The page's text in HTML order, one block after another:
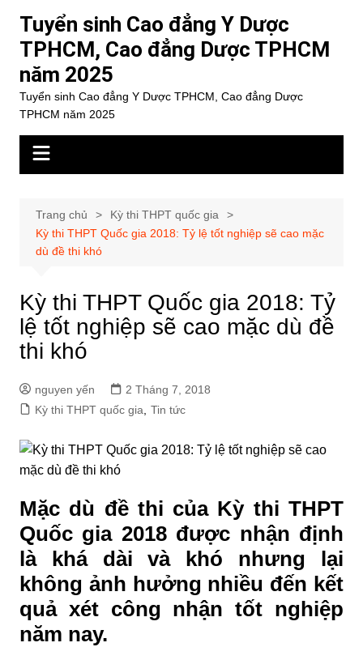
dung
Tuyển sinh Cao đẳng Y Dược
TPHCM, Cao đẳng Dược TPHCM
năm 2025
Tuyển sinh Cao đẳng Y Dược TPHCM, Cao đẳng Dược
TPHCM năm 2025
Trang chủ
Kỳ thi THPT quốc gia
Kỳ thi THPT Quốc gia 2018: Tỷ lệ tốt nghiệp sẽ cao mặc
dù đề thi khó
Kỳ thi THPT Quốc gia 2018: Tỷ
lệ tốt nghiệp sẽ cao mặc dù đề
thi khó
nguyen yến
2 Tháng 7, 2018
Kỳ thi THPT quốc gia
Tin tức
Mặc dù đề thi của Kỳ thi THPT
Quốc gia 2018 được nhận định
là khá dài và khó nhưng lại
không ảnh hưởng nhiều đến kết
quả xét công nhận tốt nghiệp
năm nay.